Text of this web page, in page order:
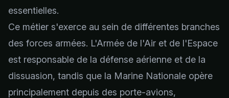
essentielles.
Ce métier s'exerce au sein de différentes branches
des forces armées. L'Armée de l'Air et de l'Espace
est responsable de la défense aérienne et de la
dissuasion, tandis que la Marine Nationale opère
principalement depuis des porte-avions,